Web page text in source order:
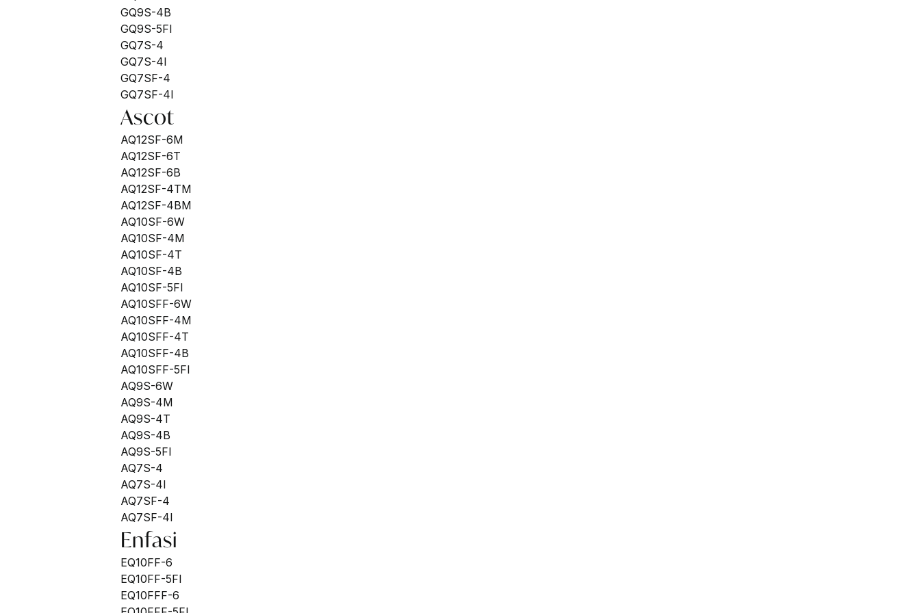
GQ9S-4B
GQ9S-5FI
GQ7S-4
GQ7S-4I
GQ7SF-4
GQ7SF-4I
Ascot
AQ12SF-6M
AQ12SF-6T
AQ12SF-6B
AQ12SF-4TM
AQ12SF-4BM
AQ10SF-6W
AQ10SF-4M
AQ10SF-4T
AQ10SF-4B
AQ10SF-5FI
AQ10SFF-6W
AQ10SFF-4M
AQ10SFF-4T
AQ10SFF-4B
AQ10SFF-5FI
AQ9S-6W
AQ9S-4M
AQ9S-4T
AQ9S-4B
AQ9S-5FI
AQ7S-4
AQ7S-4I
AQ7SF-4
AQ7SF-4I
Enfasi
EQ10FF-6
EQ10FF-5FI
EQ10FFF-6